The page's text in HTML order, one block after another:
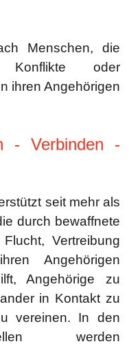
Menschen, die
Konflikte oder
ihren Angehörigen
- Verbinden -
seit mehr als
durch bewaffnete
Vertreibung
Angehörigen
Angehörige zu
in Kontakt zu
vereinen. In den
werden